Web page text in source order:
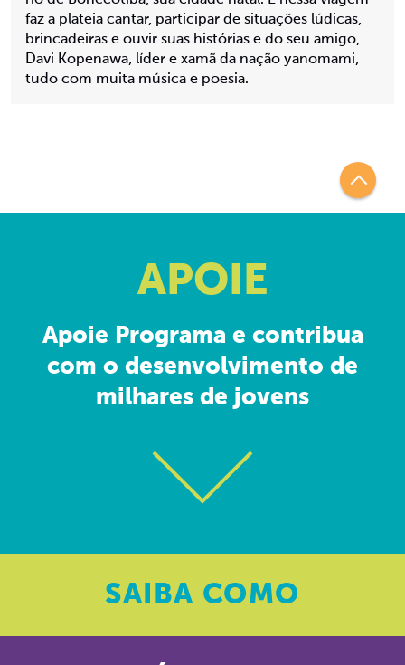
faz a plateia cantar, participar de situações lúdicas,
brincadeiras e ouvir suas histórias e do seu amigo,
Davi Kopenawa, líder e xamã da nação yanomami,
tudo com muita música e poesia.
APOIE
Apoie Programa e contribua
com o desenvolvimento de
milhares de jovens
SAIBA COMO